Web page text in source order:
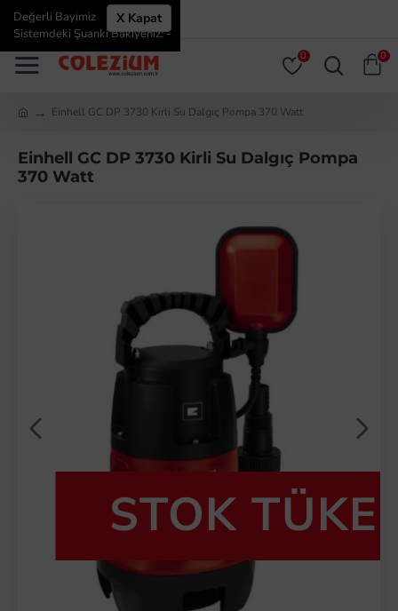
ÜYE GIRIŞI ÜYE OL
0 0
X Kapat
Değerli Bayimiz
Sistemdeki Şuanki Bakiyeniz: -
Einhell GC DP 3730 Kirli Su Dalgıç Pompa 370 Watt
Einhell GC DP 3730 Kirli Su Dalgıç Pompa
370 Watt
STOK